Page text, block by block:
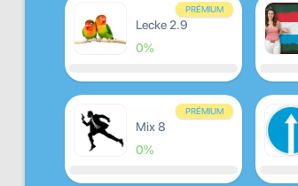
PRÉMIUM
Lecke 2.9
0%
PRÉMIUM
Mix 8
0%